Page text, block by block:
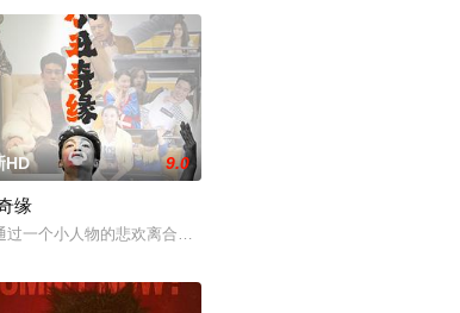
他们得克服接踵而来的重重难关。
饰）在著名艺术家艾丽卡·特蕾西（奥利维亚·王尔德 Olivia
HD 9.0
缘
过一个小人物的悲欢离合，宣扬了树立正确的恋爱观生活观的必